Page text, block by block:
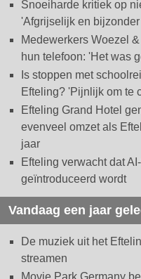
Snoeiharde kritiek op
'Afgrijselijk en
Medewerkers Woezel
hun telefoon: 'Het was
Is stoppen met
Efteling? 'Pijnlijk om te
Efteling Grand Hotel
evenveel omzet als
jaar
Efteling verwacht dat
geïntroduceerd wordt
Vandaag een jaar
De muziek uit het
streamen